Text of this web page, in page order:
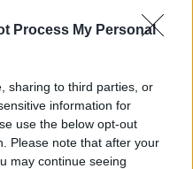
Process My Personal
sharing to third parties, or
information for
use the below opt-out
Please note that after your
may continue seeing
08. Det här motivet med
med lite roligare